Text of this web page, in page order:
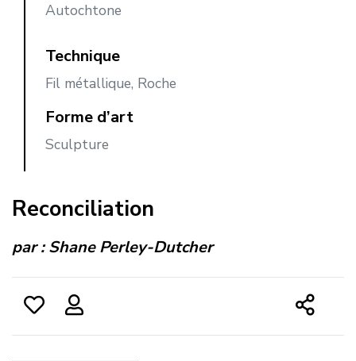
Autochtone
Technique
Fil métallique, Roche
Forme d’art
Sculpture
Reconciliation
par :Shane Perley-Dutcher